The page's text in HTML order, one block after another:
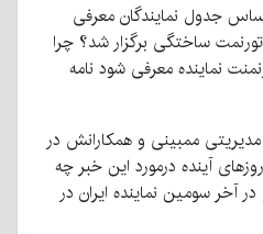
جدول نمایندگان معرفی
ساختگی برگزار شد؟ چرا
نماینده معرفی شود نامه
ممبینی و همکارانش در
آینده درمورد این خبر چه
آخر سومین نماینده ایران در